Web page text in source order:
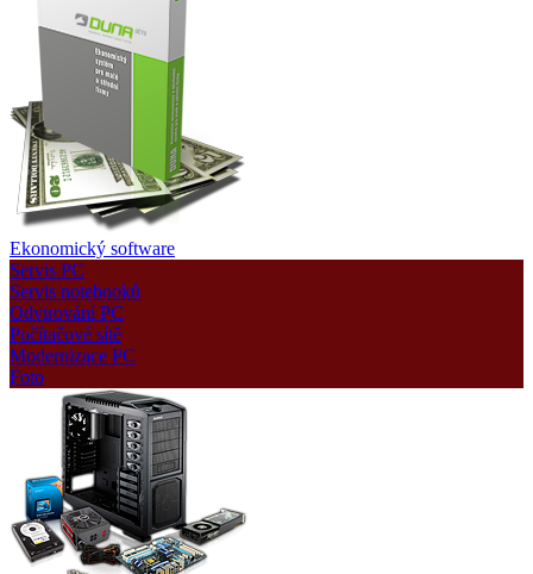
Ekonomický software
Servis PC
Servis notebooků
Odvirování PC
Počítačové sítě
Modernizace PC
Foto